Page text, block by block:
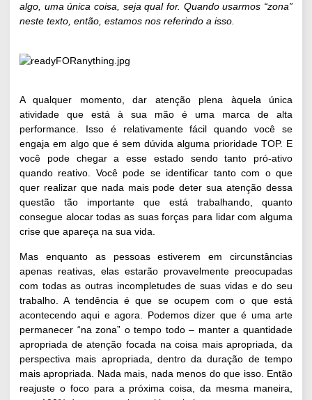
algo, uma única coisa, seja qual for. Quando usarmos “zona”
neste texto, então, estamos nos referindo a isso.
A qualquer momento, dar atenção plena àquela única
atividade que está à sua mão é uma marca de alta
performance. Isso é relativamente fácil quando você se
engaja em algo que é sem dúvida alguma prioridade TOP. E
você pode chegar a esse estado sendo tanto pró-ativo
quando reativo. Você pode se identificar tanto com o que
quer realizar que nada mais pode deter sua atenção dessa
questão tão importante que está trabalhando, quanto
consegue alocar todas as suas forças para lidar com alguma
crise que apareça na sua vida.
Mas enquanto as pessoas estiverem em circunstâncias
apenas reativas, elas estarão provavelmente preocupadas
com todas as outras incompletudes de suas vidas e do seu
trabalho. A tendência é que se ocupem com o que está
acontecendo aqui e agora. Podemos dizer que é uma arte
permanecer “na zona” o tempo todo – manter a quantidade
apropriada de atenção focada na coisa mais apropriada, da
perspectiva mais apropriada, dentro da duração de tempo
mais apropriada. Nada mais, nada menos do que isso. Então
reajuste o foco para a próxima coisa, da mesma maneira,